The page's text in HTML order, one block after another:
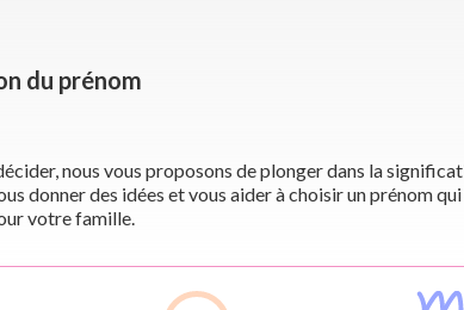
du prénom
nous vous proposons de plonger dans la
donner des idées et vous aider à choisir un prénom
votre famille.